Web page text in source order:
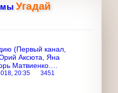
Угадай
(Первый канал,
Аксюта, Яна
Матвиенко.
выпуск, посвященный
20:35 3451